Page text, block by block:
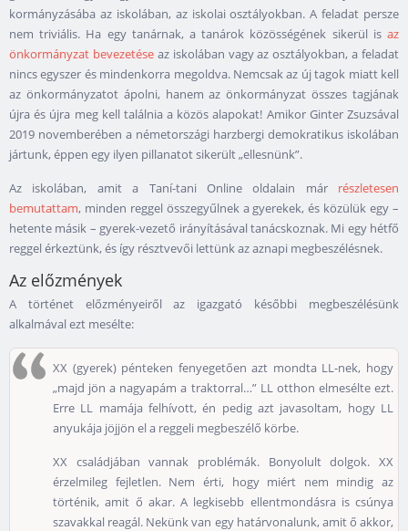
kormányzásába az iskolában, az iskolai osztályokban. A feladat persze
nem triviális. Ha egy tanárnak, a tanárok közösségének sikerül is az
önkormányzat bevezetéseaz iskolában vagy az osztályokban, a feladat
nincs egyszer és mindenkorra megoldva. Nemcsak az új tagok miatt kell
az önkormányzatot ápolni, hanem az önkormányzat összes tagjának
újra és újra meg kell találnia a közös alapokat! Amikor Ginter Zsuzsával
2019 novemberében a németországi harzbergi demokratikus iskolában
jártunk, éppen egy ilyen pillanatot sikerült „ellesnünk”.
Az iskolában, amit a Taní-tani Online oldalain már részletesen
bemutattam, minden reggel összegyűlnek a gyerekek, és közülük egy –
hetente másik – gyerek-vezető irányításával tanácskoznak. Mi egy hétfő
reggel érkeztünk, és így résztvevői lettünk az aznapi megbeszélésnek.
Az előzmények
A történet előzményeiről az igazgató későbbi megbeszélésünk
alkalmával ezt mesélte:
XX (gyerek) pénteken fenyegetően azt mondta LL-nek, hogy
„majd jön a nagyapám a traktorral…” LL otthon elmesélte ezt.
Erre LL mamája felhívott, én pedig azt javasoltam, hogy LL
anyukája jöjjön el a reggeli megbeszélő körbe.
XX családjában vannak problémák. Bonyolult dolgok. XX
érzelmileg fejletlen. Nem érti, hogy miért nem mindig az
történik, amit ő akar. A legkisebb ellentmondásra is csúnya
szavakkal reagál. Nekünk van egy határvonalunk, amit ő akkor,